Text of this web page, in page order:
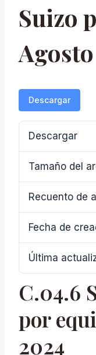
Suizo
Descargar
Descargar
Tamaño del
Recuento de
Fecha de
Última
C.04.6
por
2024